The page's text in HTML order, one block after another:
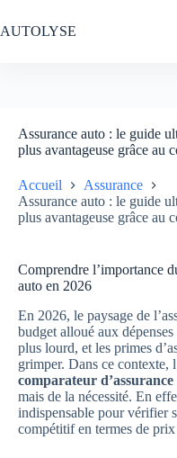
au
contenu
AUTOLYSE
Assurance auto : le guide
plus avantageuse grâce au
Accueil
Assurance
Assurance auto : le guide
plus avantageuse grâce au
Comprendre l’importance
auto en 2026
En 2026, le paysage de
budget alloué aux
plus lourd, et les primes
grimper. Dans ce contexte,
comparateur d’assurance
mais de la nécessité. En
indispensable pour vérifier
compétitif en termes de prix